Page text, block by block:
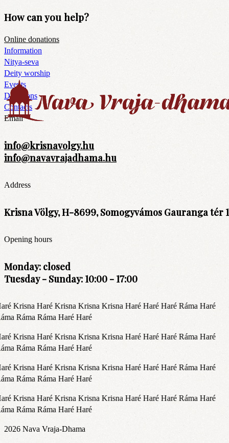
How can you help?
Online donations
Information
Nitya-seva
Deity worship
Events
Donations
Contacts
Email
info@krisnavolgy.hu
info@navavrajadhama.hu
Address
Krisna Völgy, H-8699, Somogyvámos Gauranga tér
Opening hours
Monday: closed
Tuesday - Sunday: 10:00 - 17:00
Krisna Haré Krisna Krisna Krisna Haré Haré Haré Ráma Haré
Ráma Ráma Haré Haré
Krisna Haré Krisna Krisna Krisna Haré Haré Haré Ráma Haré
Ráma Ráma Haré Haré
Krisna Haré Krisna Krisna Krisna Haré Haré Haré Ráma Haré
Ráma Ráma Haré Haré
Krisna Haré Krisna Krisna Krisna Haré Haré Haré Ráma Haré
Ráma Ráma Haré Haré
2026 Nava Vraja-Dhama